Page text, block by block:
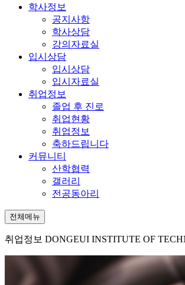
학사정보
공지사항
학사상담
강의자료실
입시상담
입시상담
입시자료실
취업정보
졸업 후 진로
취업현황
취업정보
축하드립니다
커뮤니티
산학협력
갤러리
전공동아리
전체메뉴
취업정보 DONGEUI INSTITUTE OF